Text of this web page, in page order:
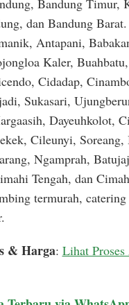
dan Bandung
Antapani,
Kaler,
Cidadap,
Sukasari,
Dayeuhkolot,
Cileunyi, Soreang,
Ngamprah,
Tengah, dan
termurah,
& Harga: Lihat